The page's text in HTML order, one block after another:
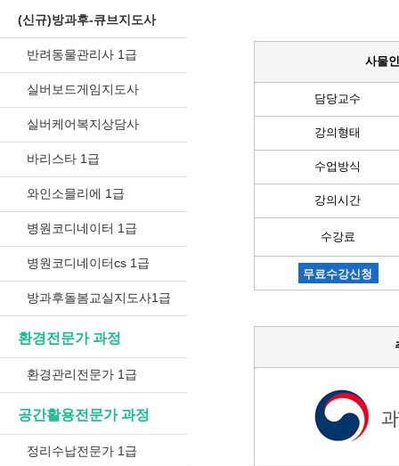
(신규)방과후-큐브지도사
반려동물관리사 1급
실버보드게임지도사
실버케어복지상담사
바리스타 1급
와인소믈리에 1급
병원코디네이터 1급
병원코디네이터cs 1급
방과후돌봄교실지도사1급
환경전문가 과정
환경관리전문가 1급
공간활용전문가 과정
정리수납전문가 1급
사물
담당교수
강의형태
수업방식
강의시간
수강료
무료수강신청